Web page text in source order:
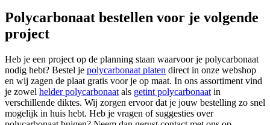
Polycarbonaat bestellen voor je volgende
project
Heb je een project op de planning staan waarvoor je polycarbonaat
nodig hebt? Bestel je polycarbonaat platen direct in onze webshop
en wij zagen de plaat gratis voor je op maat. In ons assortiment vind
je zowel helder polycarbonaat als getint polycarbonaat in
verschillende diktes. Wij zorgen ervoor dat je jouw bestelling zo snel
mogelijk in huis hebt. Heb je vragen of suggesties over